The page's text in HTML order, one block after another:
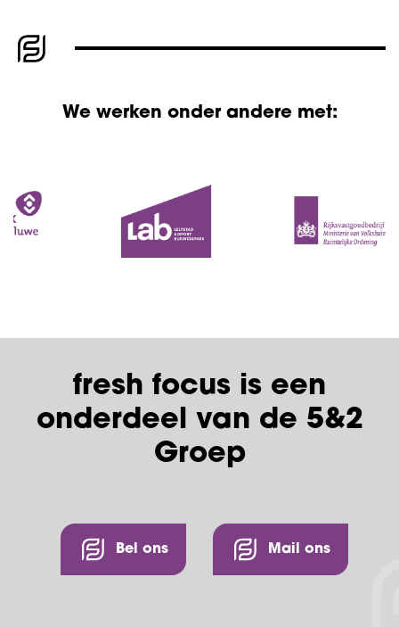
We werken onder andere met:
fresh focus is een
onderdeel van de 5&2
Groep
Bel ons Mail ons